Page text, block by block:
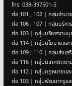
โทร 038-397501-5
ต่อ 101 , 102 | กลุ่มอำนว
ต่อ 106 , 107 | กลุ่มบริหา
ต่อ 103 | กลุ่มบริหารงาน
ต่อ 114 | กลุ่มนโยบายแล
ต่อ 109 , 110 | กลุ่มส่งเส
ต่อ 116 | กลุ่มนิเทศติดตา
ต่อ 112 | กลุ่มกฎหมายแล
ต่อ 103 | กลุ่มพัฒนาครูแล